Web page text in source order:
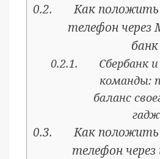
Как положить
телефон через
банк
Сбербанк и
команды:
баланс
Как положить
телефон